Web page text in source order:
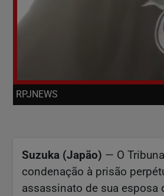
RPJNEWS
Suzuka (Japão) — O
condenação à prisão
assassinato de sua esposa